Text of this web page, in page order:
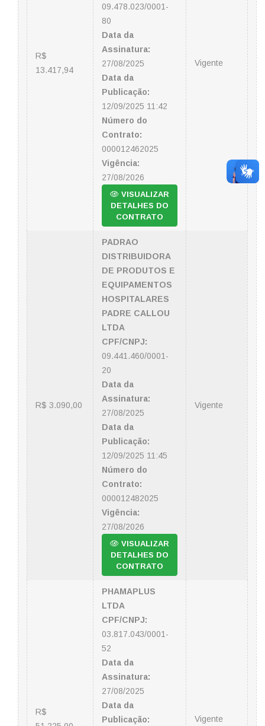
R$
13.417,94
09.478.023/0001-
80
Data da
Assinatura:
27/08/2025
Data da
Publicação:
12/09/2025 11:42
Número do
Contrato:
000012462025
Vigência:
27/08/2026
VISUALIZAR
DETALHES DO
CONTRATO
Vigente
R$ 3.090,00
PADRAO
DISTRIBUIDORA
DE PRODUTOS E
EQUIPAMENTOS
HOSPITALARES
PADRE CALLOU
LTDA
CPF/CNPJ:
09.441.460/0001-
20
Data da
Assinatura:
27/08/2025
Data da
Publicação:
12/09/2025 11:45
Número do
Contrato:
000012482025
Vigência:
27/08/2026
VISUALIZAR
DETALHES DO
CONTRATO
Vigente
R$
PHAMAPLUS
LTDA
CPF/CNPJ:
03.817.043/0001-
52
Data da
Assinatura:
27/08/2025
Data da
Publicação:
Vigente